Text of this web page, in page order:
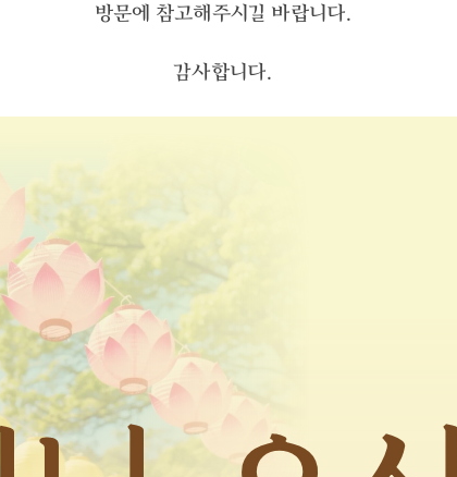
방문에 참고해주시길 바랍니다.
감사합니다.